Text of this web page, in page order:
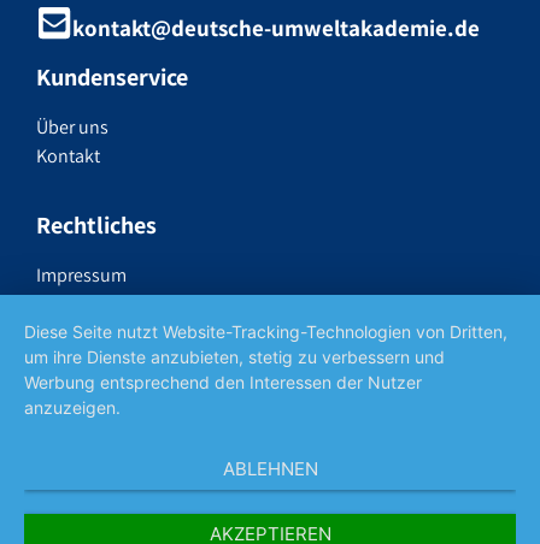
kontakt@deutsche-umweltakademie.de
Kundenservice
Über uns
Kontakt
Rechtliches
Impressum
Datenschutzerklärung
Widerrufsrecht
AGB
Diese Seite nutzt Website-Tracking-Technologien von Dritten,
um ihre Dienste anzubieten, stetig zu verbessern und
Werbung entsprechend den Interessen der Nutzer
anzuzeigen.
ABLEHNEN
AKZEPTIEREN